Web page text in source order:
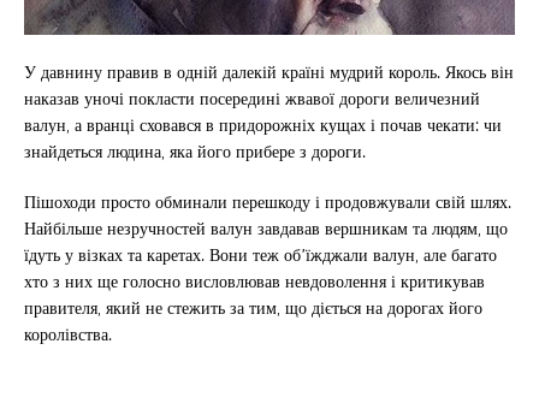
У давнину правив в одній далекій країні мудрий король. Якось він
наказав уночі покласти посередині жвавої дороги величезний
валун, а вранці сховався в придорожніх кущах і почав чекати: чи
знайдеться людина, яка його прибере з дороги.
Пішоходи просто обминали перешкоду і продовжували свій шлях.
Найбільше незручностей валун завдавав вершникам та людям, що
їдуть у візках та каретах. Вони теж об’їжджали валун, але багато
хто з них ще голосно висловлював невдоволення і критикував
правителя, який не стежить за тим, що діється на дорогах його
королівства.